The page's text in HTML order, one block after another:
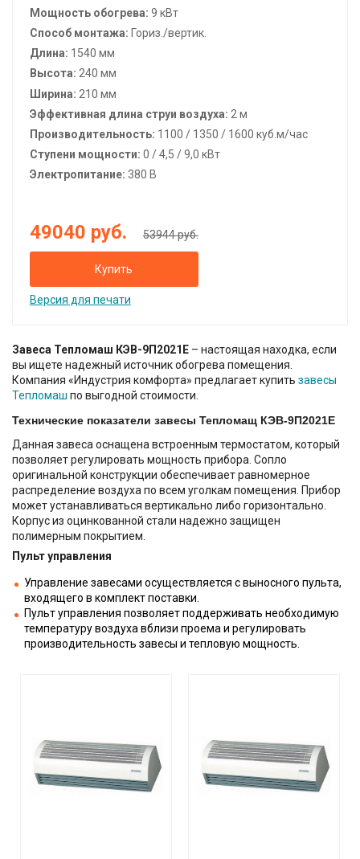
Мощность обогрева: 9 кВт
Способ монтажа: Гориз./вертик.
Длина: 1540 мм
Высота: 240 мм
Ширина: 210 мм
Эффективная длина струи воздуха: 2 м
Производительность: 1100 / 1350 / 1600 куб.м/час
Ступени мощности: 0 / 4,5 / 9,0 кВт
Электропитание: 380 В
49040 руб. 53944 руб.
Купить
Версия для печати
Завеса Тепломаш КЭВ-9П2021Е – настоящая находка, если
вы ищете надежный источник обогрева помещения.
Компания «Индустрия комфорта» предлагает купить завесы
Тепломаш по выгодной стоимости.
Технические показатели завесы Тепломащ КЭВ-9П2021Е
Данная завеса оснащена встроенным термостатом, который
позволяет регулировать мощность прибора. Сопло
оригинальной конструкции обеспечивает равномерное
распределение воздуха по всем уголкам помещения. Прибор
может устанавливаться вертикально либо горизонтально.
Корпус из оцинкованной стали надежно защищен
полимерным покрытием.
Пульт управления
Управление завесами осуществляется с выносного пульта,
входящего в комплект поставки.
Пульт управления позволяет поддерживать необходимую
температуру воздуха вблизи проема и регулировать
производительность завесы и тепловую мощность.